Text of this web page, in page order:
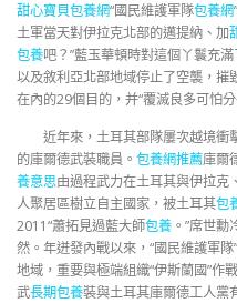
甜心寶貝包養網“國民維護軍隊包養網
土軍當天對伊拉克北部的邁提納、加
包養吧？”藍玉華頓時對這個丫鬟充
以及敘利亞北部地域停止了空襲，
在內的29個目的，并“覆滅良多可怕分
近年來，土耳其部隊屢次越境衝
的庫爾德武裝職員。 包養網推薦庫爾
養意思由過程武力在土耳其與伊拉克
人聚居區樹立自主國家，被土耳其包
2011“蕭拓見過藍大師包養 。”席世
然。年迸發內戰以來，“國民維護軍
地域，重要與極端組織“伊斯蘭國”作
武長期包養裝與土耳其庫爾德工人黨